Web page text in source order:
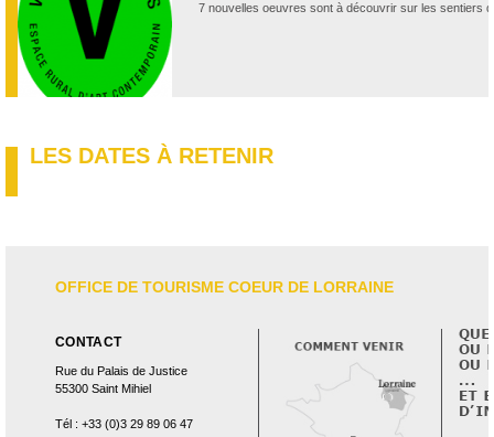
7 nouvelles oeuvres sont à découvrir sur les sentiers
LES DATES À RETENIR
OFFICE DE TOURISME COEUR DE LORRAINE
CONTACT
Rue du Palais de Justice
55300 Saint Mihiel
Tél : +33 (0)3 29 89 06 47